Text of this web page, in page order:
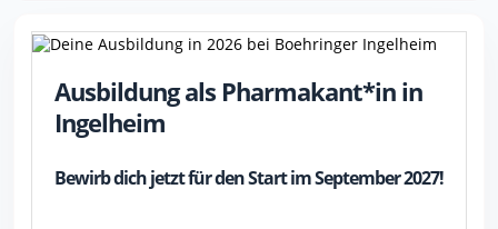
Ausbildung als Pharmakant*in in
Ingelheim
Bewirb dich jetzt für den Start im September 2027!